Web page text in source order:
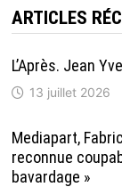
ARTICLES
L’Après. Jean
13 juillet 2026
Mediapart,
reconnue
bavardage »